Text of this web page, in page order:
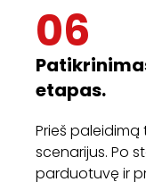
06
etapas.
Prieš
scenarijus. Po
parduotuvę ir